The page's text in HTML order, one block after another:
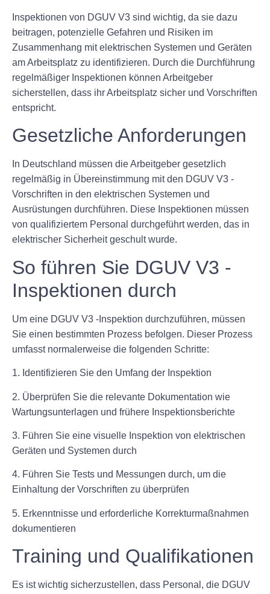
Inspektionen von DGUV V3 sind wichtig, da sie dazu
beitragen, potenzielle Gefahren und Risiken im
Zusammenhang mit elektrischen Systemen und Geräten
am Arbeitsplatz zu identifizieren. Durch die Durchführung
regelmäßiger Inspektionen können Arbeitgeber
sicherstellen, dass ihr Arbeitsplatz sicher und Vorschriften
entspricht.
Gesetzliche Anforderungen
In Deutschland müssen die Arbeitgeber gesetzlich
regelmäßig in Übereinstimmung mit den DGUV V3 -
Vorschriften in den elektrischen Systemen und
Ausrüstungen durchführen. Diese Inspektionen müssen
von qualifiziertem Personal durchgeführt werden, das in
elektrischer Sicherheit geschult wurde.
So führen Sie DGUV V3 -
Inspektionen durch
Um eine DGUV V3 -Inspektion durchzuführen, müssen
Sie einen bestimmten Prozess befolgen. Dieser Prozess
umfasst normalerweise die folgenden Schritte:
1. Identifizieren Sie den Umfang der Inspektion
2. Überprüfen Sie die relevante Dokumentation wie
Wartungsunterlagen und frühere Inspektionsberichte
3. Führen Sie eine visuelle Inspektion von elektrischen
Geräten und Systemen durch
4. Führen Sie Tests und Messungen durch, um die
Einhaltung der Vorschriften zu überprüfen
5. Erkenntnisse und erforderliche Korrekturmaßnahmen
dokumentieren
Training und Qualifikationen
Es ist wichtig sicherzustellen, dass Personal, die DGUV